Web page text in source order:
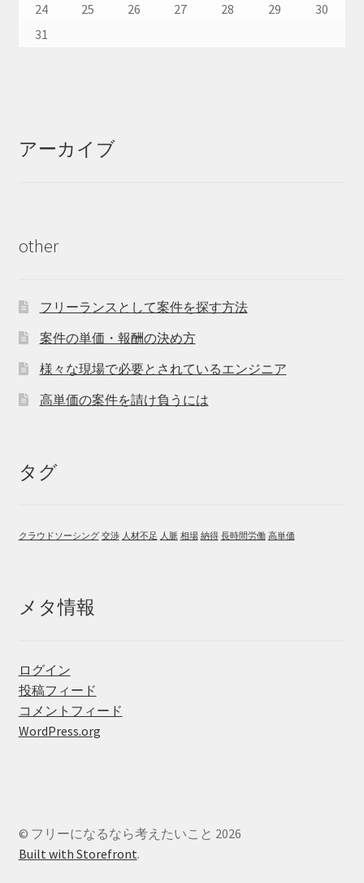
24
25 26 27 28 29
30
31
アーカイブ
other
フリーランスとして案件を探す方法
案件の単価・報酬の決め方
様々な現場で必要とされているエンジニア
高単価の案件を請け負うには
タグ
クラウドソーシング 交渉 人材不足 人脈 相場 納得 長時間労働 高単価
メタ情報
ログイン
投稿フィード
コメントフィード
WordPress.org
© フリーになるなら考えたいこと 2026
Built with Storefront.